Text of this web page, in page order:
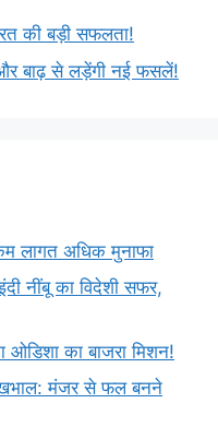
की बड़ी सफलता!
बाढ़ से लड़ेंगी नई फसलें!
लागत अधिक मुनाफा
नींबू का विदेशी सफर,
ओडिशा का बाजरा मिशन!
मंजर से फल बनने